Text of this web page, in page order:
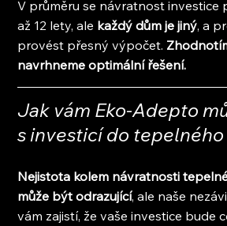
V průměru se návratnost investice
až 12 lety, ale každý dům je jiný, a
provést přesný výpočet.
navrhneme optimální řešení.
Jak vám Eko-Adepto
s investicí do
Nejistota kolem návratnosti
může být odrazující, ale naše
vám zajistí, že vaše investice bude